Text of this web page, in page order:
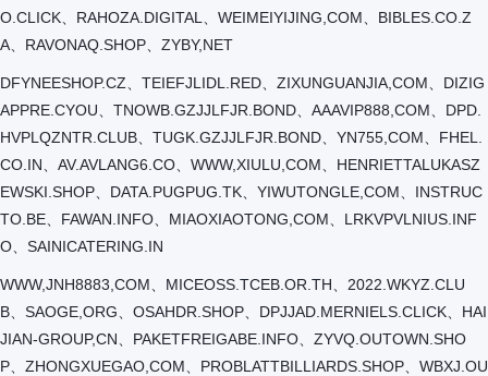
O.CLICK、RAHOZA.DIGITAL、WEIMEIYIJING,COM、BIBLES.CO.Z
A、RAVONAQ.SHOP、ZYBY,NET
DFYNEESHOP.CZ、TEIEFJLIDL.RED、ZIXUNGUANJIA,COM、DIZIG
APPRE.CYOU、TNOWB.GZJJLFJR.BOND、AAAVIP888,COM、DPD.
HVPLQZNTR.CLUB、TUGK.GZJJLFJR.BOND、YN755,COM、FHEL.
CO.IN、AV.AVLANG6.CO、WWW,XIULU,COM、HENRIETTALUKASZ
EWSKI.SHOP、DATA.PUGPUG.TK、YIWUTONGLE,COM、INSTRUC
TO.BE、FAWAN.INFO、MIAOXIAOTONG,COM、LRKVPVLNIUS.INF
O、SAINICATERING.IN
WWW,JNH8883,COM、MICEOSS.TCEB.OR.TH、2022.WKYZ.CLU
B、SAOGE,ORG、OSAHDR.SHOP、DPJJAD.MERNIELS.CLICK、HAI
JIAN-GROUP,CN、PAKETFREIGABE.INFO、ZYVQ.OUTOWN.SHO
P、ZHONGXUEGAO,COM、PROBLATTBILLIARDS.SHOP、WBXJ.OU